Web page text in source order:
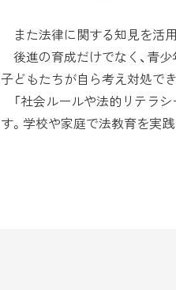
また法律に関する知見を活
後進の育成だけでなく、青
子どもたちが自ら考え対処で
「社会ルールや法的リテラ
す。学校や家庭で法教育を実